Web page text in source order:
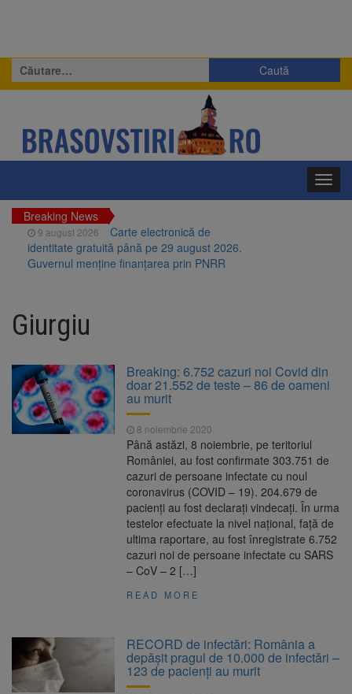
Caută
după:
Breaking News
9 august 2026
Carte electronică de
identitate gratuită până pe 29 august 2026.
Guvernul menține finanțarea prin PNRR
Brașovului vor fi restaurate. Contractul de
finanțare a fost semnat
propriul record mondial. Betty Bromage a
zburat din nou pe aripa unui avion
9 august 2026
Tristan Tate cer eliberarea lor pe cauțiune în
Se schimbă examenul de
medic specialist. Subiecte unice în toată țara,
aceeași oră și același barem
Se schimbă regulile pentru
capsulele de cafea și ambalajele de unică
folosință. Noul regulament UE se aplică din 12
Giurgiu
Breaking: 6.752 cazuri noi Covid din
doar 21.552 de teste – 86 de oameni
au murit
8 noiembrie 2020
Până astăzi, 8 noiembrie, pe teritoriul
României, au fost confirmate 303.751 de
cazuri de persoane infectate cu noul
coronavirus (COVID – 19). 204.679 de
pacienți au fost declarați vindecați. În urma
testelor efectuate la nivel național, față de
ultima raportare, au fost înregistrate 6.752
cazuri noi de persoane infectate cu SARS
– CoV – 2 […]
READ MORE
RECORD de infectări: România a
depășit pragul de 10.000 de infectări –
123 de pacienți au murit